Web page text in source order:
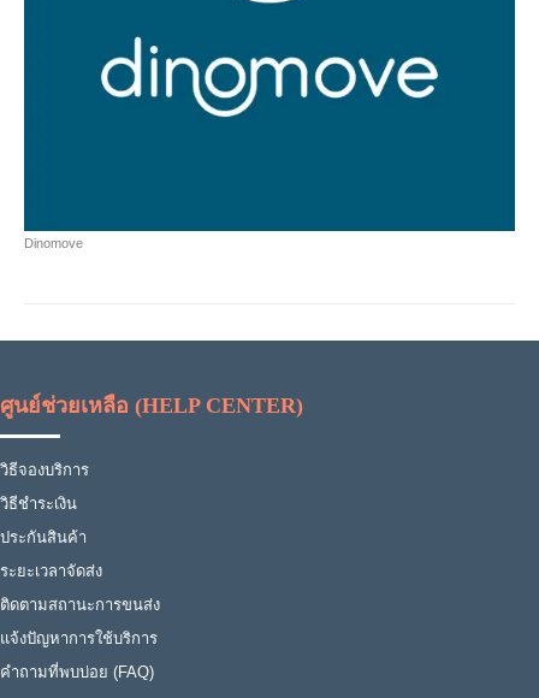
Dinomove
ศูนย์ช่วยเหลือ (HELP CENTER)
วิธีจองบริการ
วิธีชำระเงิน
ประกันสินค้า
ระยะเวลาจัดส่ง
ติดตามสถานะการขนส่ง
แจ้งปัญหาการใช้บริการ
คำถามที่พบบ่อย (FAQ)